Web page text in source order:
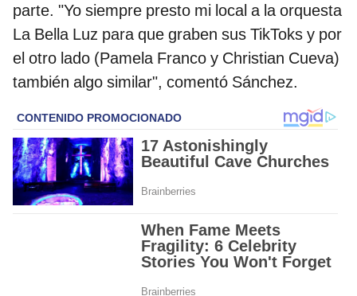
parte. "Yo siempre presto mi local a la orquesta
La Bella Luz para que graben sus TikToks y por
el otro lado (Pamela Franco y Christian Cueva)
también algo similar", comentó Sánchez.